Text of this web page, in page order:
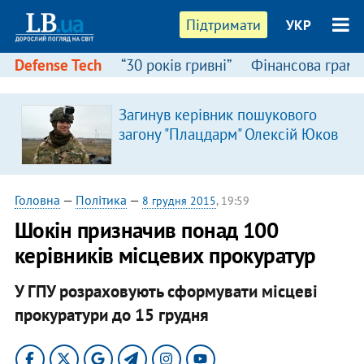
Підтримати УКР
Defense Tech “30 років гривні” Фінансова
Загинув керівник пошукового
загону "Плацдарм" Олексій Юков
Головна — Політика — 8 грудня 2015, 19:59
Шокін призначив понад 100
керівників місцевих прокуратур
У ГПУ розраховують сформувати місцеві
прокуратури до 15 грудня